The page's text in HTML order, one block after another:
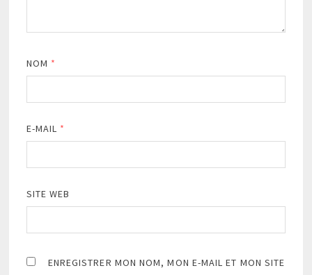
NOM *
E-MAIL *
SITE WEB
ENREGISTRER MON NOM, MON E-MAIL ET MON SITE